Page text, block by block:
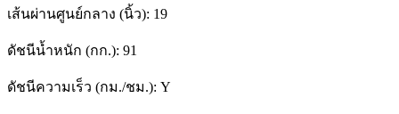
เส้นผ่านศูนย์กลาง (นิ้ว): 19
ดัชนีน้ำหนัก (กก.): 91
ดัชนีความเร็ว (กม./ชม.): Y